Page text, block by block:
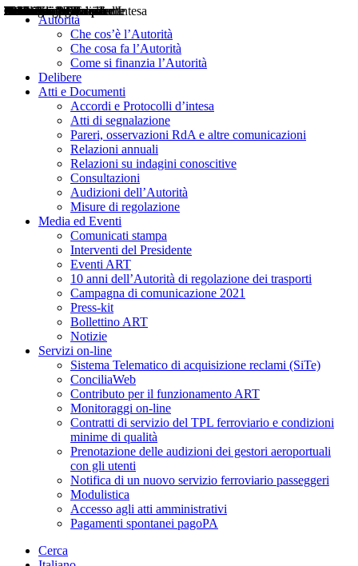
Autorità
Che cos’è l’Autorità
Che cosa fa l’Autorità
Come si finanzia l’Autorità
Delibere
Atti e Documenti
Accordi e Protocolli d’intesa
Atti di segnalazione
Pareri, osservazioni RdA e altre comunicazioni
Relazioni annuali
Relazioni su indagini conoscitive
Consultazioni
Audizioni dell’Autorità
Misure di regolazione
Media ed Eventi
Comunicati stampa
Interventi del Presidente
Eventi ART
10 anni dell’Autorità di regolazione dei trasporti
Campagna di comunicazione 2021
Press-kit
Bollettino ART
Notizie
Servizi on-line
Sistema Telematico di acquisizione reclami (SiTe)
ConciliaWeb
Contributo per il funzionamento ART
Monitoraggi on-line
Contratti di servizio del TPL ferroviario e condizioni
minime di qualità
Prenotazione delle audizioni dei gestori aeroportuali
con gli utenti
Notifica di un nuovo servizio ferroviario passeggeri
Modulistica
Accesso agli atti amministrativi
Pagamenti spontanei pagoPA
Cerca
Delibere
Pareri
Consultazioni
Audizioni
Atti di Segnalazione
Accordi e Protocolli d'Intesa
Relazioni annuali
Misure di regolazione
Notizie
Comunicati Stampa
Bollettini ART
Convegni ART
Interviste del Presidente
Articoli in primo piano
Interventi del Presidente
2004
2005
2010
2013
2014
2015
2016
2017
2018
2019
202
2020
2021
2022
2023
2024
2025
2026
Aereo
Marittimo
Terrestre